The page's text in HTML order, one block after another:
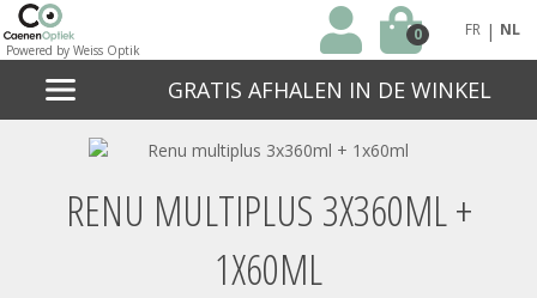
Powered by Weiss Optik
0 FR | NL
GRATIS AFHALEN IN DE WINKEL
RENU MULTIPLUS 3X360ML +
1X60ML